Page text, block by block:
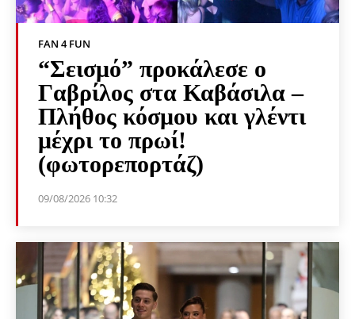
FAN 4 FUN
“Σεισμό” προκάλεσε ο
Γαβρίλος στα Καβάσιλα –
Πλήθος κόσμου και γλέντι
μέχρι το πρωί!
(φωτορεπορτάζ)
09/08/2026 10:32